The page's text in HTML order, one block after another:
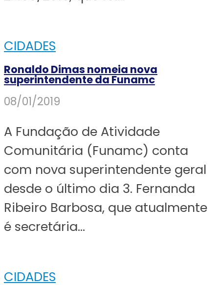
CIDADES
Ronaldo Dimas nomeia nova
superintendente da Funamc
08/01/2019
A Fundação de Atividade
Comunitária (Funamc) conta
com nova superintendente geral
desde o último dia 3. Fernanda
Ribeiro Barbosa, que atualmente
é secretária...
CIDADES